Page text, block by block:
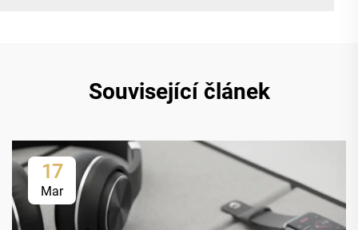
Související článek
17
Mar